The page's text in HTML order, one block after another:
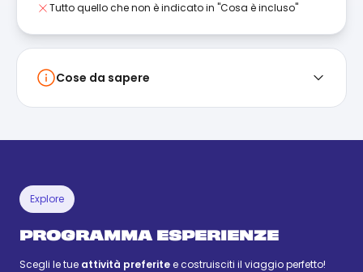
Tutto quello che non è indicato in "Cosa è incluso"
Cose da sapere
Explore
PROGRAMMA ESPERIENZE
Scegli le tue attività preferitee costruisciti il viaggio perfetto!